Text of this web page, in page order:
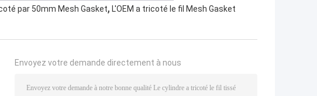
par 50mm Mesh Gasket, L'OEM a tricoté le fil Mesh Gasket
Envoyez votre demande directement à nous